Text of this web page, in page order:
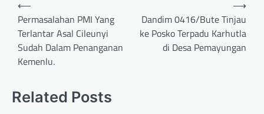
⟵
Permasalahan PMI Yang
Terlantar Asal Cileunyi
Sudah Dalam Penanganan
Kemenlu.
Dandim 0416/Bute Tinjau
ke Posko Terpadu Karhutla
di Desa Pemayungan
⟶
Related Posts